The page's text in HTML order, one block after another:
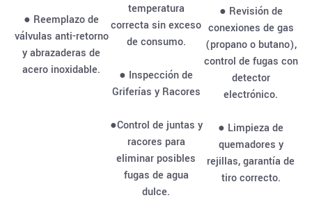
● Reemplazo de
válvulas anti-retorno
y abrazaderas de
acero inoxidable.
temperatura
correcta sin exceso
de consumo.
● Inspección de
Griferías y Racores
●Control de juntas y
racores para
eliminar posibles
fugas de agua
dulce.
● Revisión de
conexiones de gas
(propano o butano),
control de fugas con
detector
electrónico.
● Limpieza de
quemadores y
rejillas, garantía de
tiro correcto.